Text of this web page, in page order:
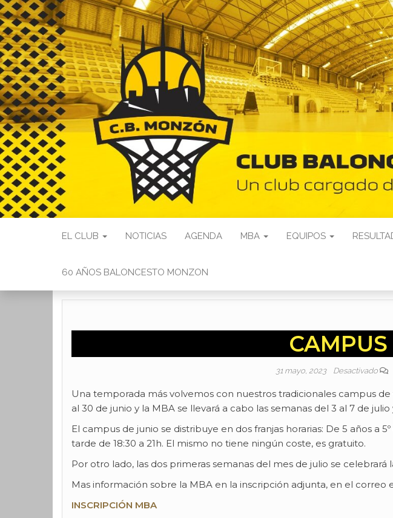
EL CLUB NOTICIAS AGENDA MBA EQUIPOS
60 AÑOS BALONCESTO MONZON
31 mayo, 2023 Desactivado
Una temporada más volvemos con nuestros tradicionales campus
al 30 de junio y la MBA se llevará a cabo las semanas del 3 al 7 de julio
El campus de junio se distribuye en dos franjas horarias: De 5 años a
tarde de 18:30 a 21h. El mismo no tiene ningún coste, es gratuito.
Por otro lado, las dos primeras semanas del mes de julio se
Mas información sobre la MBA en la inscripción adjunta, en el
INSCRIPCIÓN MBA